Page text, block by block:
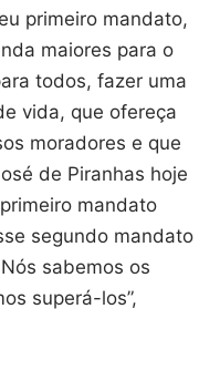
primeiro mandato,
maiores para o
todos, fazer uma
vida, que ofereça
moradores e que
de Piranhas hoje
mandato
segundo mandato
sabemos os
superá-los”,